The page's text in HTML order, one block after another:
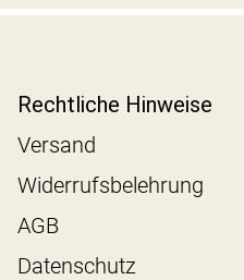
Rechtliche Hinweise
Versand
Widerrufsbelehrung
AGB
Datenschutz